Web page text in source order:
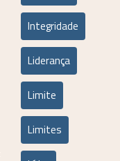
Integridade
Liderança
Limite
Limites